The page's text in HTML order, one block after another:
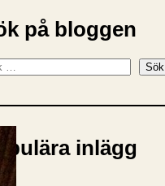
på bloggen
Sök
inlägg